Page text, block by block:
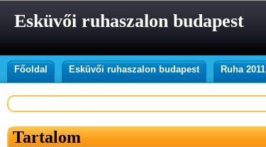
Esküvői ruhaszalon budapest
Főoldal Esküvői ruhaszalon budapest Ruha 2011
Tartalom